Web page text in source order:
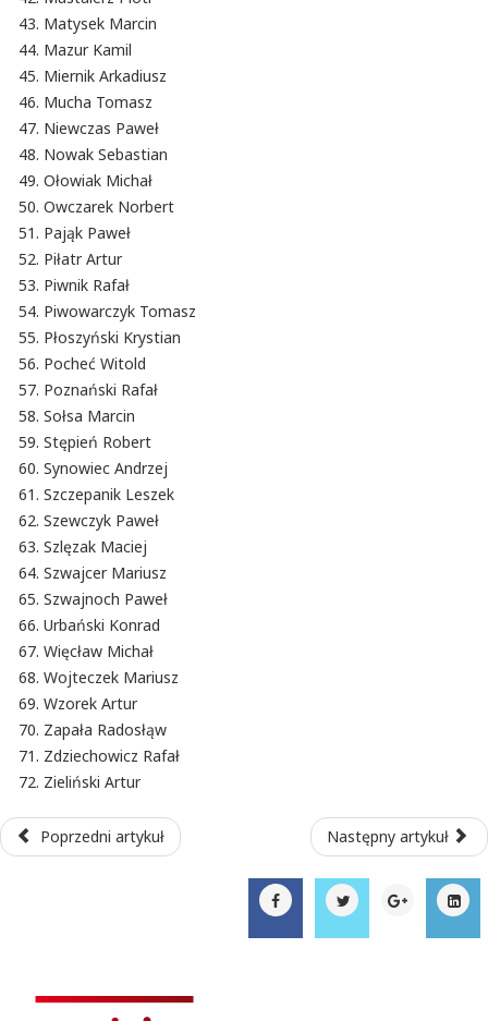
Matysek Marcin
Mazur Kamil
Miernik Arkadiusz
Mucha Tomasz
Niewczas Paweł
Nowak Sebastian
Ołowiak Michał
Owczarek Norbert
Pająk Paweł
Piłatr Artur
Piwnik Rafał
Piwowarczyk Tomasz
Płoszyński Krystian
Pocheć Witold
Poznański Rafał
Sołsa Marcin
Stępień Robert
Synowiec Andrzej
Szczepanik Leszek
Szewczyk Paweł
Szlęzak Maciej
Szwajcer Mariusz
Szwajnoch Paweł
Urbański Konrad
Więcław Michał
Wojteczek Mariusz
Wzorek Artur
Zapała Radosłąw
Zdziechowicz Rafał
Zieliński Artur
Poprzedni artykuł Następny artykuł